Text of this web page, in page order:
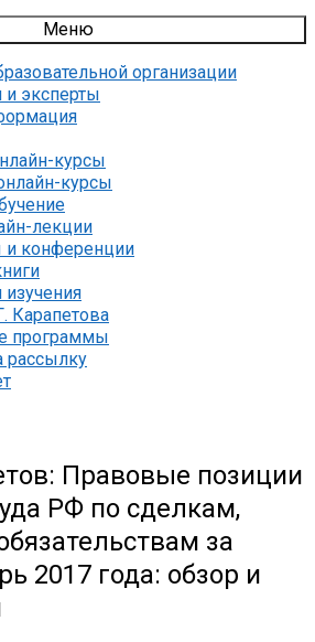
Меню
организации
и эксперты
курсы
курсы
лекции
и конференции
Карапетова
программы
рассылку
Правовые позиции
РФ по сделкам,
за
2017 года: обзор и